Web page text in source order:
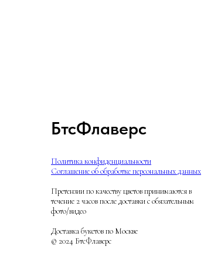
БтсФлаверс
Политика конфиденциальности
Соглашение об обработке персональных данных
Претензии по качеству цветов принимаются в
течение 2 часов после доставки с обязательным
фото/видео
Доставка букетов по Москве
© 2024 БтсФлаверс